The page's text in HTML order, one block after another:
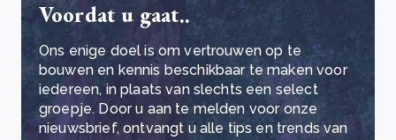
Voordat u gaat..
Ons enige doel is om vertrouwen op te
bouwen en kennis beschikbaar te maken voor
iedereen, in plaats van slechts een select
groepje. Door u aan te melden voor onze
nieuwsbrief, ontvangt u alle tips en trends van